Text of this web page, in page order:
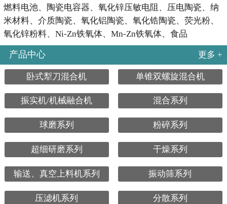
燃料电池、陶瓷电容器、氧化锌压敏电阻、压电陶瓷、纳
米材料、介质陶瓷、氧化铝陶瓷、氧化锆陶瓷、荧光粉、
氧化锌粉料、Ni-Zn铁氧体、Mn-Zn铁氧体、食品
产品中心 更多 +
卧式犁刀混合机 单锥双螺旋混合机
振实机/机械融合机 混合系列
球磨系列 粉碎系列
超细研磨系列 干燥系列
输送、真空上料机系列 振动筛系列
压滤机系列 分散系列